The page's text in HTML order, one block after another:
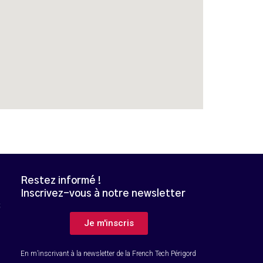
Restez informé !
Inscrivez-vous à notre newsletter
Je m'inscris
En m’inscrivant à la newsletter de la French Tech Périgord